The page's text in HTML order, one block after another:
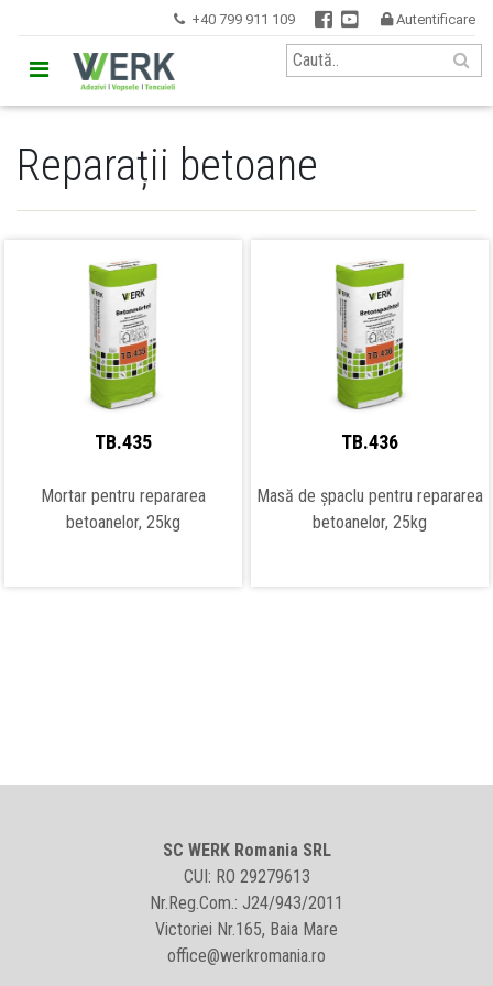
 +40 799 911 109   Autentificare
Reparații betoane
TB.435
Mortar pentru repararea
betoanelor, 25kg
TB.436
Masă de șpaclu pentru repararea
betoanelor, 25kg
SC WERK Romania SRL
CUI: RO 29279613
Nr.Reg.Com.: J24/943/2011
Victoriei Nr.165, Baia Mare
office@werkromania.ro